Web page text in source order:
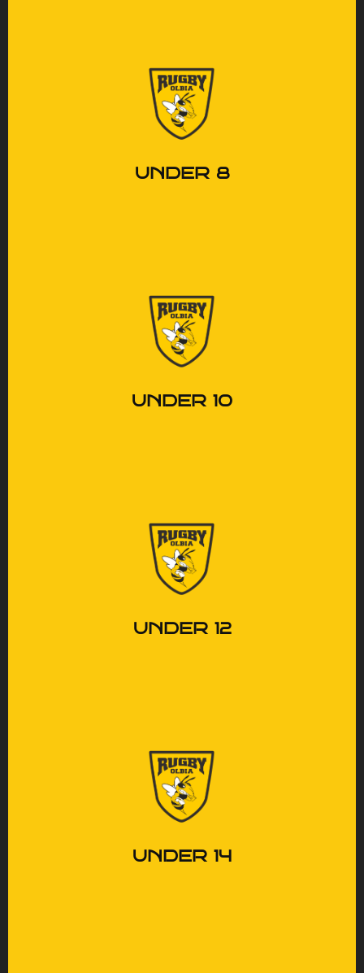
UNDER 8
Le prime regole, tanto
entusiasmo e amicizie che
UNDER 10
Cresce la tecnica, ma anche
il senso di squadra.
UNDER 12
Imparare a giocare insieme,
rispettando ogni ruolo.
UNDER 14
Le prime vere sfide, il
carattere che comincia a